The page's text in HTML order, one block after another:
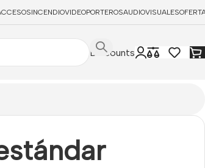
INCENDIOVIDEOPORTEROSAUDIOVISUALES
Discounts